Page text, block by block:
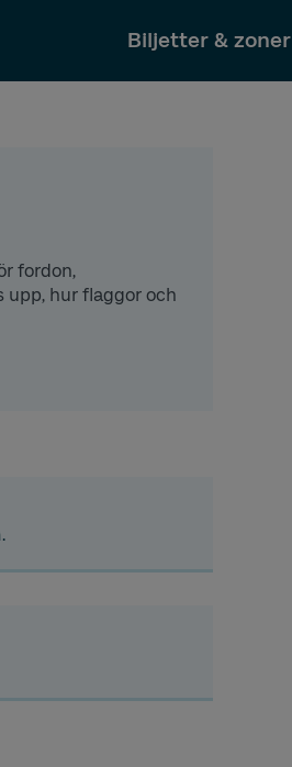
Till innehållet
Biljetter & zoner
fordon,
upp, hur flaggor och